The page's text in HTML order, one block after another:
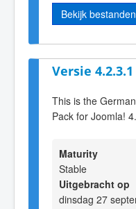
Bekijk bestanden
Versie 4.2.3.1
This is the
Pack for Joomla!
Maturity
Stable
Uitgebracht op
dinsdag 27